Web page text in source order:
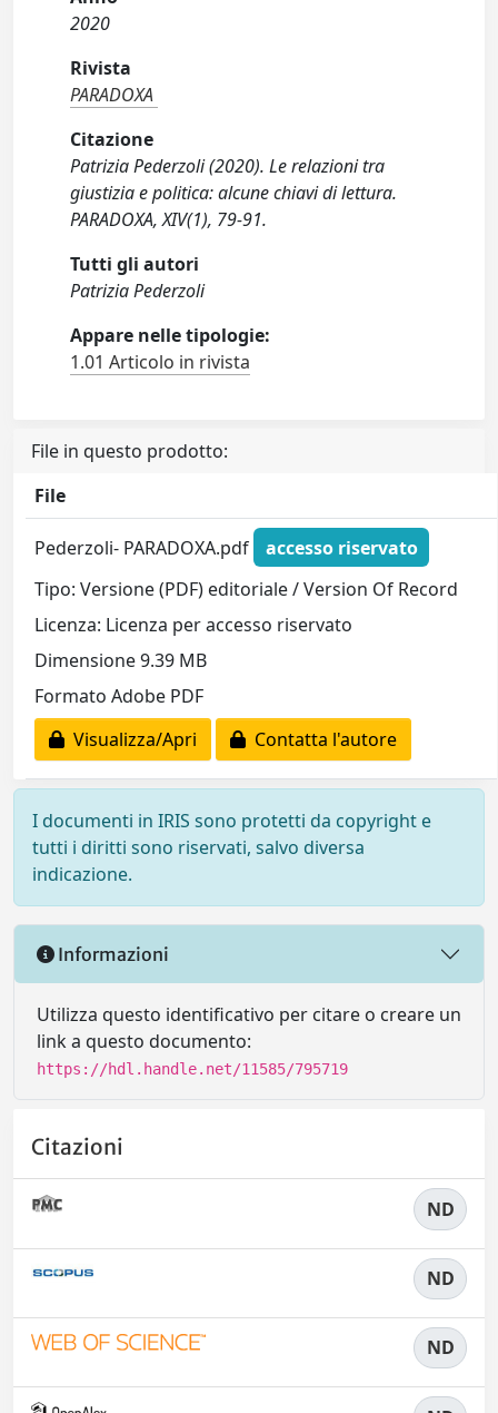
2020
Rivista
PARADOXA
Citazione
Patrizia Pederzoli (2020). Le relazioni tra
giustizia e politica: alcune chiavi di lettura.
PARADOXA, XIV(1), 79-91.
Tutti gli autori
Patrizia Pederzoli
Appare nelle tipologie:
1.01 Articolo in rivista
File in questo prodotto:
File
Pederzoli- PARADOXA.pdf
accesso riservato
Tipo: Versione (PDF) editoriale / Version Of Record
Licenza: Licenza per accesso riservato
Dimensione 9.39 MB
Formato Adobe PDF
Visualizza/Apri
Contatta l'autore
I documenti in IRIS sono protetti da copyright e
tutti i diritti sono riservati, salvo diversa
indicazione.
Informazioni
Utilizza questo identificativo per citare o creare un
link a questo documento:
https://hdl.handle.net/11585/795719
Citazioni
ND
ND
ND